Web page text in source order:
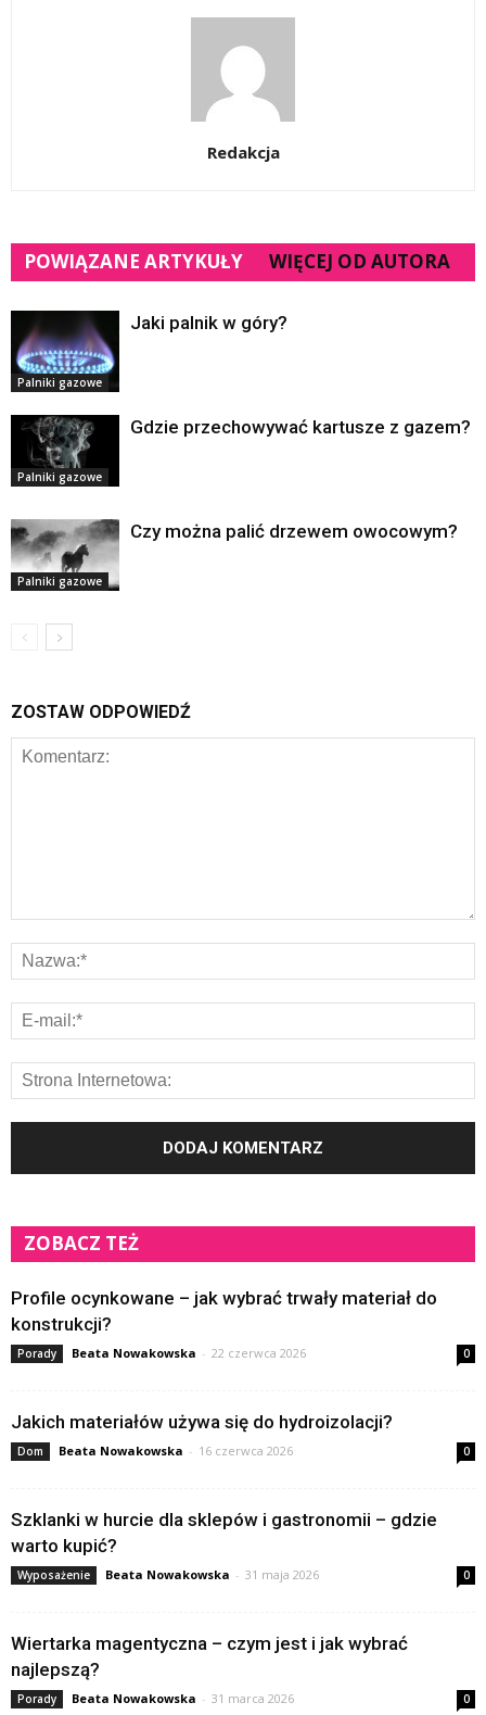
Redakcja
POWIĄZANE ARTYKUŁY WIĘCEJ OD AUTORA
Palniki gazowe
Jaki palnik w góry?
Palniki gazowe
Gdzie przechowywać kartusze z gazem?
Palniki gazowe
Czy można palić drzewem owocowym?
ZOSTAW ODPOWIEDŹ
ZOBACZ TEŻ
Profile ocynkowane – jak wybrać trwały materiał do
konstrukcji?
Porady Beata Nowakowska - 22 czerwca 2026 0
Jakich materiałów używa się do hydroizolacji?
Dom Beata Nowakowska - 16 czerwca 2026 0
Szklanki w hurcie dla sklepów i gastronomii – gdzie
warto kupić?
Wyposażenie Beata Nowakowska - 31 maja 2026 0
Wiertarka magentyczna – czym jest i jak wybrać
najlepszą?
Porady Beata Nowakowska - 31 marca 2026 0